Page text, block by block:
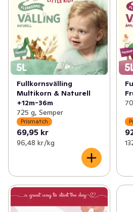
Fullkornsvälling
Multikorn & Naturell
+12m-36m
725 g, Semper
Prismatch
69,95 kr
96,48 kr /kg